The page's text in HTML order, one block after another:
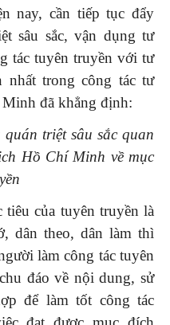
nay, cần tiếp tục đẩy
sâu sắc, vận dụng tư
tác tuyên truyền với tư
nhất trong công tác tư
đã khẳng định:
triệt sâu sắc quan
Hồ Chí Minh về mục
của tuyên truyền là
dân theo, dân làm thì
làm công tác tuyên
đáo về nội dung, sử
để làm tốt công tác